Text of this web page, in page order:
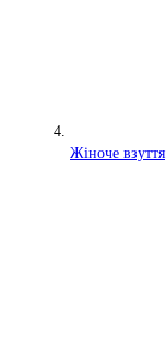
Жіноче взуття